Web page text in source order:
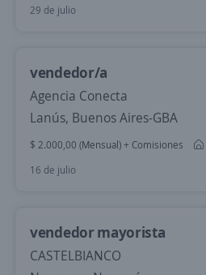
29 de julio
vendedor/a
Agencia Conecta
Lanús, Buenos Aires-GBA
$ 2.000,00 (Mensual) + Comisiones
16 de julio
vendedor mayorista
CASTELBIANCO